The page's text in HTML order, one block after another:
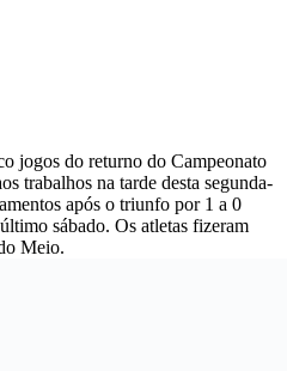
jogos do returno do Campeonato
trabalhos na tarde desta segunda-
após o triunfo por 1 a 0
sábado. Os atletas fizeram
Meio.